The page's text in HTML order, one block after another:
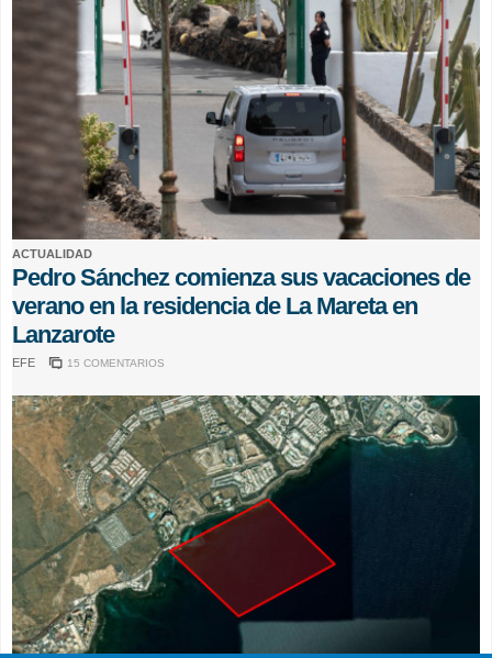
ACTUALIDAD
Pedro Sánchez comienza sus vacaciones de
verano en la residencia de La Mareta en
Lanzarote
EFE 15 COMENTARIOS